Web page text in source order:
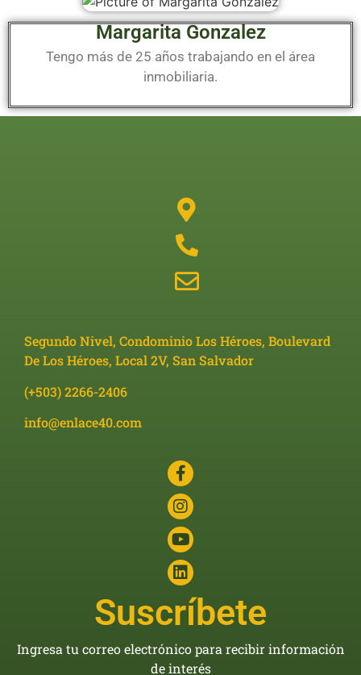
Margarita Gonzalez
Tengo más de 25 años trabajando en el área
inmobiliaria.
Segundo Nivel, Condominio Los Héroes, Boulevard
De Los Héroes, Local 2V, San Salvador
(+503) 2266-2406
info@enlace40.com
Suscríbete
Ingresa tu correo electrónico para recibir información
de interés